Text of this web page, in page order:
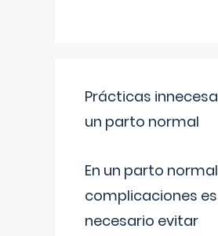
Prácticas
un parto normal
En un parto
complicaciones es
necesario evitar